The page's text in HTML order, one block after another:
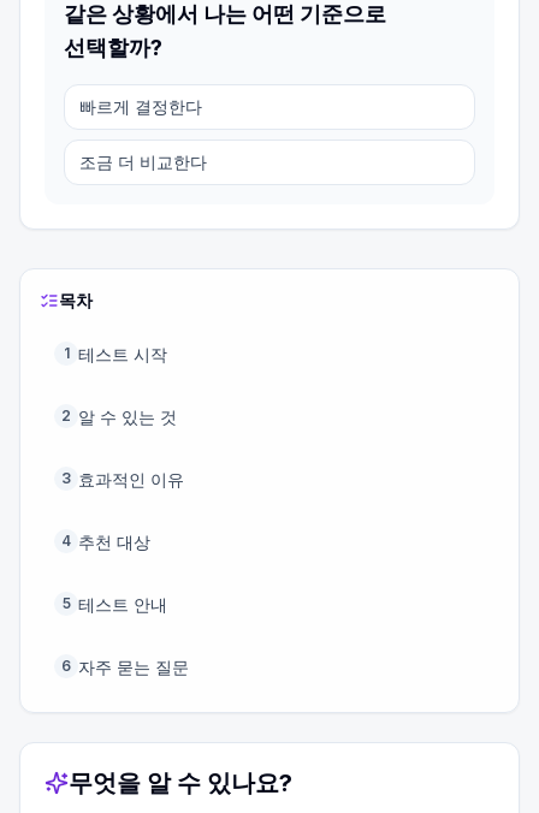
같은 상황에서 나는 어떤 기준으로
선택할까?
빠르게 결정한다
조금 더 비교한다
목차
1 테스트 시작
2 알 수 있는 것
3 효과적인 이유
4 추천 대상
5 테스트 안내
6 자주 묻는 질문
무엇을 알 수 있나요?